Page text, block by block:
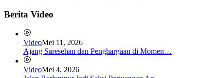
Berita Video
VideoMei 11, 2026
Ajang Saresehan dan Penghargaan di Momen…
VideoMei 4, 2026